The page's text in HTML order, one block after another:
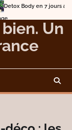
nettoyants internes
à domicile
Un